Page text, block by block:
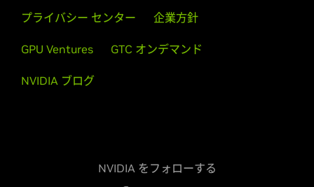
プライバシー センター 企業方針
GPU Ventures GTC オンデマンド
NVIDIA ブログ
NVIDIA をフォローする